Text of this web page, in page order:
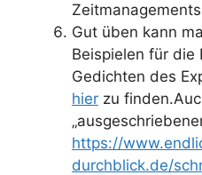
Gut üben kann
Beispielen für die
Gedichten des
hier zu
https://
durchblick.de/